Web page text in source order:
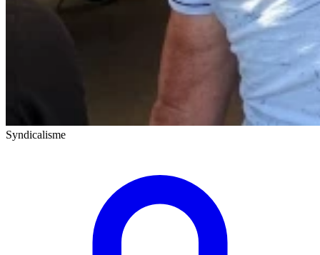
Syndicalisme